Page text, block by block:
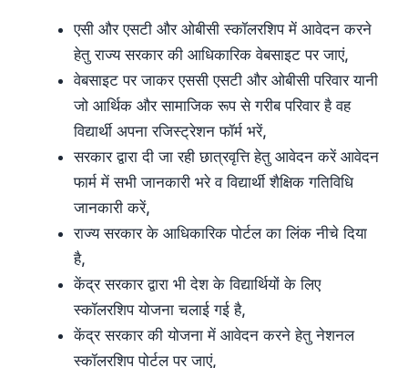
एसी और एसटी और ओबीसी स्कॉलरशिप में आवेदन करने
हेतु राज्य सरकार की आधिकारिक वेबसाइट पर जाएं,
वेबसाइट पर जाकर एससी एसटी और ओबीसी परिवार यानी
जो आर्थिक और सामाजिक रूप से गरीब परिवार है वह
विद्यार्थी अपना रजिस्ट्रेशन फॉर्म भरें,
सरकार द्वारा दी जा रही छात्रवृत्ति हेतु आवेदन करें आवेदन
फार्म में सभी जानकारी भरे व विद्यार्थी शैक्षिक गतिविधि
जानकारी करें,
राज्य सरकार के आधिकारिक पोर्टल का लिंक नीचे दिया
है,
केंद्र सरकार द्वारा भी देश के विद्यार्थियों के लिए
स्कॉलरशिप योजना चलाई गई है,
केंद्र सरकार की योजना में आवेदन करने हेतु नेशनल
स्कॉलरशिप पोर्टल पर जाएं,